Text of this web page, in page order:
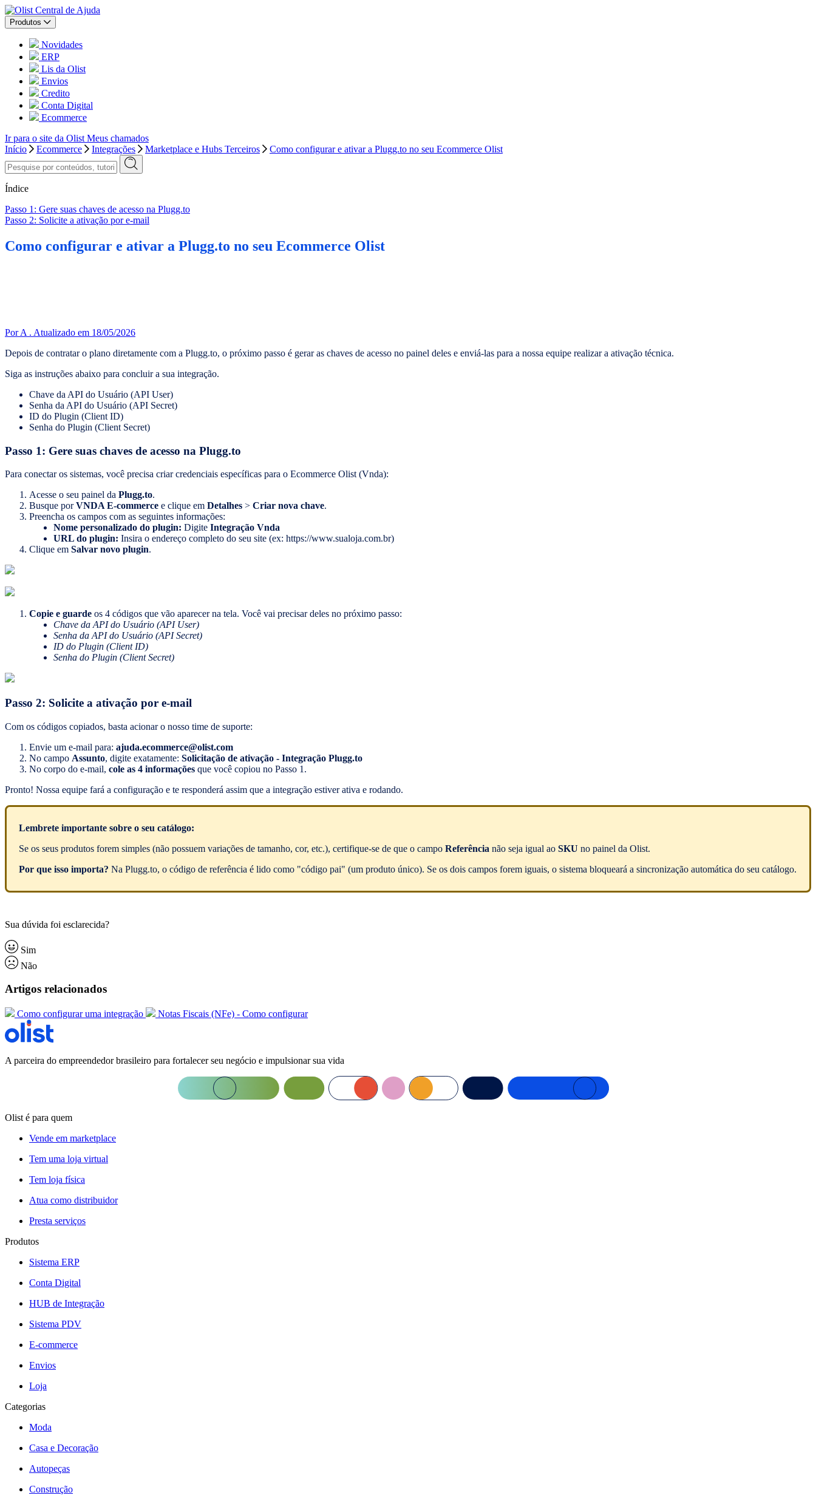
Central de Ajuda
Produtos
Novidades
ERP
Lis da Olist
Envios
Credito
Conta Digital
Ecommerce
Ir para o site da Olist Meus chamados
Início
Ecommerce Integrações Marketplace e Hubs Terceiros Como configurar e ativar a Plugg.to no seu Ecommerce Olist
Índice
Passo 1: Gere suas chaves de acesso na Plugg.to
Passo 2: Solicite a ativação por e-mail
Como configurar e ativar a Plugg.to no seu Ecommerce Olist
Por A . Atualizado em 18/05/2026
Depois de contratar o plano diretamente com a Plugg.to, o próximo passo é gerar as chaves de acesso no painel deles e enviá-las para a nossa equipe realizar a ativação técnica.
Siga as instruções abaixo para concluir a sua integração.
Chave da API do Usuário (API User)
Senha da API do Usuário (API Secret)
ID do Plugin (Client ID)
Senha do Plugin (Client Secret)
Passo 1: Gere suas chaves de acesso na Plugg.to
Para conectar os sistemas, você precisa criar credenciais específicas para o Ecommerce Olist (Vnda):
Acesse o seu painel da Plugg.to.
Busque porVNDA E-commerce e clique em Detalhes > Criar nova chave.
Preencha os campos com as seguintes informações:
Nome personalizado do plugin: Digite Integração Vnda
URL do plugin: Insira o endereço completo do seu site (ex: https://www.sualoja.com.br)
Clique em Salvar novo plugin.
Copie e guarde os 4 códigos que vão aparecer na tela. Você vai precisar deles no próximo passo:
Chave da API do Usuário (API User)
Senha da API do Usuário (API Secret)
ID do Plugin (Client ID)
Senha do Plugin (Client Secret)
Passo 2: Solicite a ativação por e-mail
Com os códigos copiados, basta acionar o nosso time de suporte:
Envie um e-mail para: ajuda.ecommerce@olist.com
No campo Assunto, digite exatamente: Solicitação de ativação - Integração Plugg.to
No corpo do e-mail, cole as 4 informações que você copiou no Passo 1.
Pronto! Nossa equipe fará a configuração e te responderá assim que a integração estiver ativa e rodando.
Lembrete importante sobre o seu catálogo:
Se os seus produtos forem simples (não possuem variações de tamanho, cor, etc.), certifique-se de que o campo Referência não seja igual ao SKU no painel da Olist.
Por que isso importa? Na Plugg.to, o código de referência é lido como "código pai" (um produto único). Se os dois campos forem iguais, o sistema bloqueará a sincronização automática do seu catálogo.
Sua dúvida foi esclarecida?
Sim
Não
Artigos relacionados
Como configurar uma integração Notas Fiscais (NFe) - Como configurar
A parceira do empreendedor brasileiro para fortalecer seu negócio e impulsionar sua vida
Olist é para quem
Vende em marketplace
Tem uma loja virtual
Tem loja física
Atua como distribuidor
Presta serviços
Produtos
Sistema ERP
Conta Digital
HUB de Integração
Sistema PDV
E-commerce
Envios
Loja
Categorias
Moda
Casa e Decoração
Autopeças
Construção